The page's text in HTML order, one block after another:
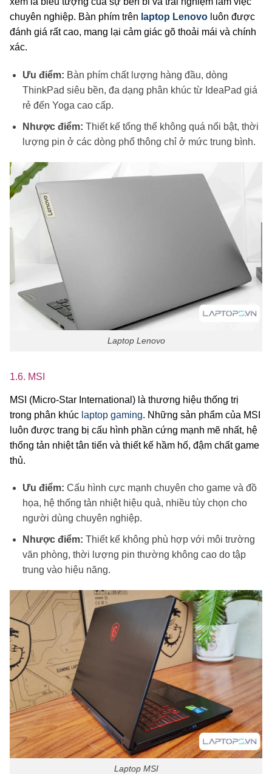
chuyên nghiệp. Bàn phím trên laptop Lenovo luôn được
đánh giá rất cao, mang lại cảm giác gõ thoải mái và chính
xác.
Ưu điểm: Bàn phím chất lượng hàng đầu, dòng
ThinkPad siêu bền, đa dạng phân khúc từ IdeaPad giá
rẻ đến Yoga cao cấp.
Nhược điểm: Thiết kế tổng thể không quá nổi bật, thời
lượng pin ở các dòng phổ thông chỉ ở mức trung bình.
Laptop Lenovo
1.6. MSI
MSI (Micro-Star International) là thương hiệu thống trị
trong phân khúc laptop gaming. Những sản phẩm của MSI
luôn được trang bị cấu hình phần cứng mạnh mẽ nhất, hệ
thống tản nhiệt tân tiến và thiết kế hầm hố, đậm chất game
thủ.
Ưu điểm: Cấu hình cực mạnh chuyên cho game và đồ
họa, hệ thống tản nhiệt hiệu quả, nhiều tùy chọn cho
người dùng chuyên nghiệp.
Nhược điểm: Thiết kế không phù hợp với môi trường
văn phòng, thời lượng pin thường không cao do tập
trung vào hiệu năng.
Laptop MSI